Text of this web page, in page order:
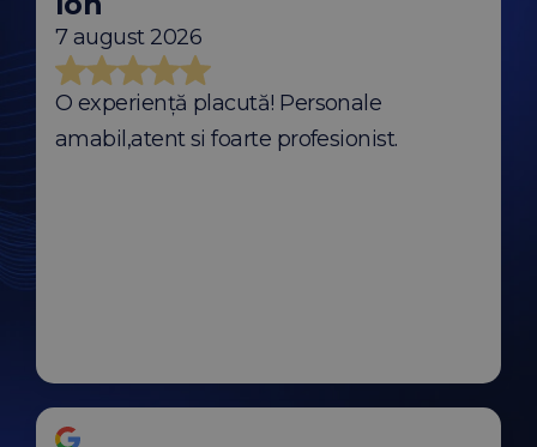
7 august 2026
O experiență placută! Personale
amabil,atent si foarte profesionist.